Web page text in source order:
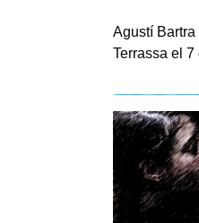
Agustí
Terrassa el